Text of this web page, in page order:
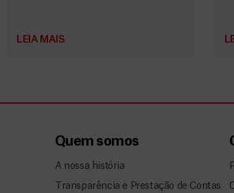
LEIA MAIS
Quem somos
A nossa história
Transparência e Prestação de Contas